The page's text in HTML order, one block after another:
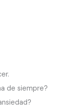
de siempre?